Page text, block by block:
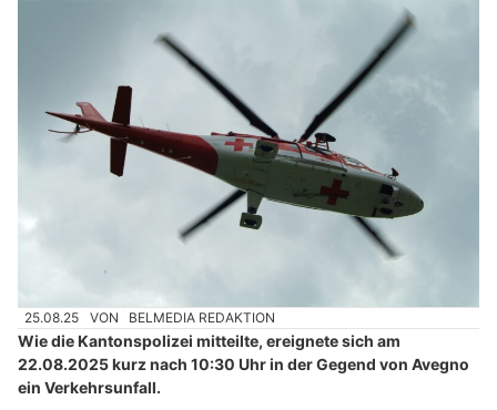
25.08.25 VON BELMEDIA REDAKTION
Wie die Kantonspolizei mitteilte, ereignete sich am
22.08.2025 kurz nach 10:30 Uhr in der Gegend von Avegno
ein Verkehrsunfall.